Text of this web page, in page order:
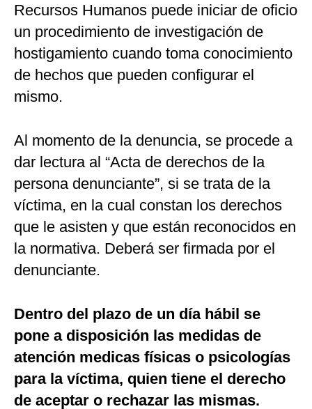
Recursos Humanos puede iniciar de oficio
un procedimiento de investigación de
hostigamiento cuando toma conocimiento
de hechos que pueden configurar el
mismo.
Al momento de la denuncia, se procede a
dar lectura al “Acta de derechos de la
persona denunciante”, si se trata de la
víctima, en la cual constan los derechos
que le asisten y que están reconocidos en
la normativa. Deberá ser firmada por el
denunciante.
Dentro del plazo de un día hábil se
pone a disposición las medidas de
atención medicas físicas o psicologías
para la víctima, quien tiene el derecho
de aceptar o rechazar las mismas.